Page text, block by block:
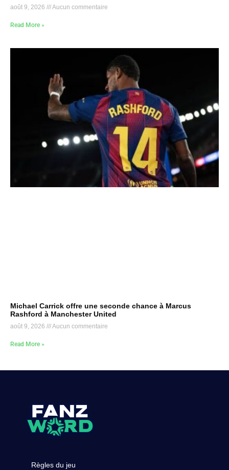
août 9, 2026 Aucun commentaire
Read More »
Michael Carrick offre une seconde chance à Marcus
Rashford à Manchester United
août 9, 2026 Aucun commentaire
Read More »
Règles du jeu